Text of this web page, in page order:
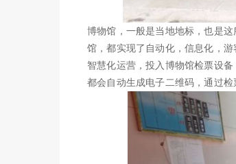
博物馆，一般是当地地标，也是
馆，都实现了自动化，信息化，
智慧化运营，投入博物馆检票设
都会自动生成电子二维码，通过检